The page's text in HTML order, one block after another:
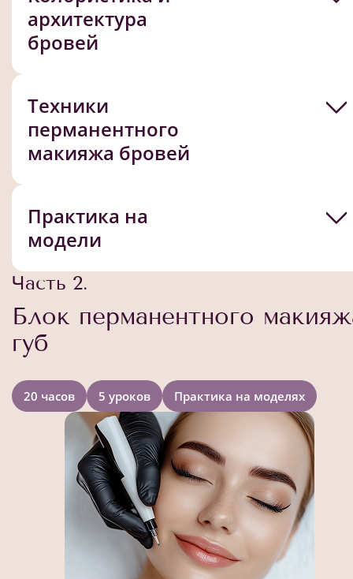
архитектура
бровей
Техники
перманентного
макияжа бровей
Практика на
модели
Часть 2.
Блок перманентного
губ
20 часов 5 уроков Практика на моделях